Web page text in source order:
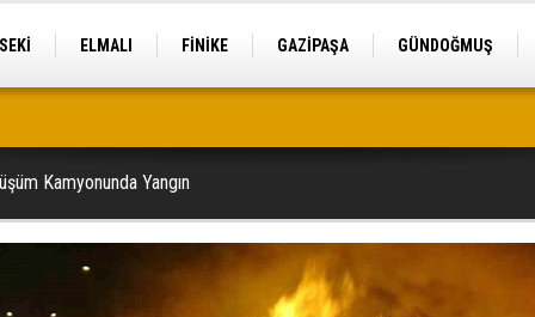
ELMALI FİNİKE GAZİPAŞA GÜNDOĞMUŞ
Kamyonunda Yangın